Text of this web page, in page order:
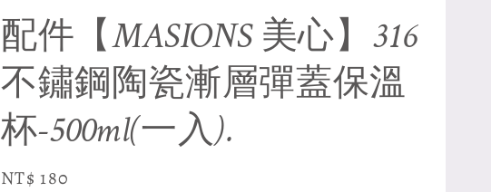
配件【MASIONS 美心】316
不鏽鋼陶瓷漸層彈蓋保溫
杯-500ml(一入).
Regular
NT$ 180